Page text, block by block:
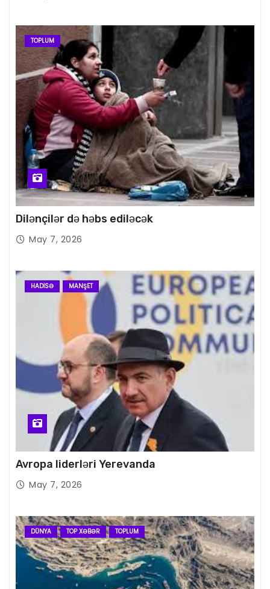
TOPLUM
Dilənçilər də həbs ediləcək
May 7, 2026
HADISƏ MANŞET
Avropa liderləri Yerevanda
May 7, 2026
DÜNYA TOP XƏBƏR TOPLUM